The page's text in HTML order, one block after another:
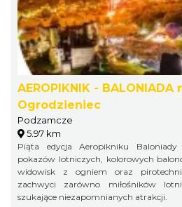
AEROPIKNIK - BALONIADA
Ogrodzieniec
Podzamcze
5.97 km
Piąta edycja Aeropikniku
pokazów lotniczych, kolorowych
widowisk z ogniem oraz
zachwyci zarówno miłośników
szukające niezapomnianych atrakcji.